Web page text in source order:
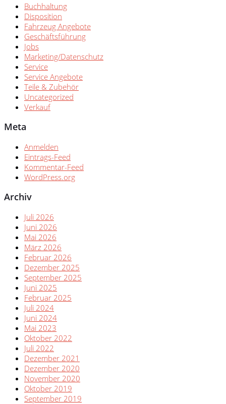
Buchhaltung
Disposition
Fahrzeug Angebote
Geschäftsführung
Jobs
Marketing/Datenschutz
Service
Service Angebote
Teile & Zubehör
Uncategorized
Verkauf
Meta
Anmelden
Eintrags-Feed
Kommentar-Feed
WordPress.org
Archiv
Juli 2026
Juni 2026
Mai 2026
März 2026
Februar 2026
Dezember 2025
September 2025
Juni 2025
Februar 2025
Juli 2024
Juni 2024
Mai 2023
Oktober 2022
Juli 2022
Dezember 2021
Dezember 2020
November 2020
Oktober 2019
September 2019